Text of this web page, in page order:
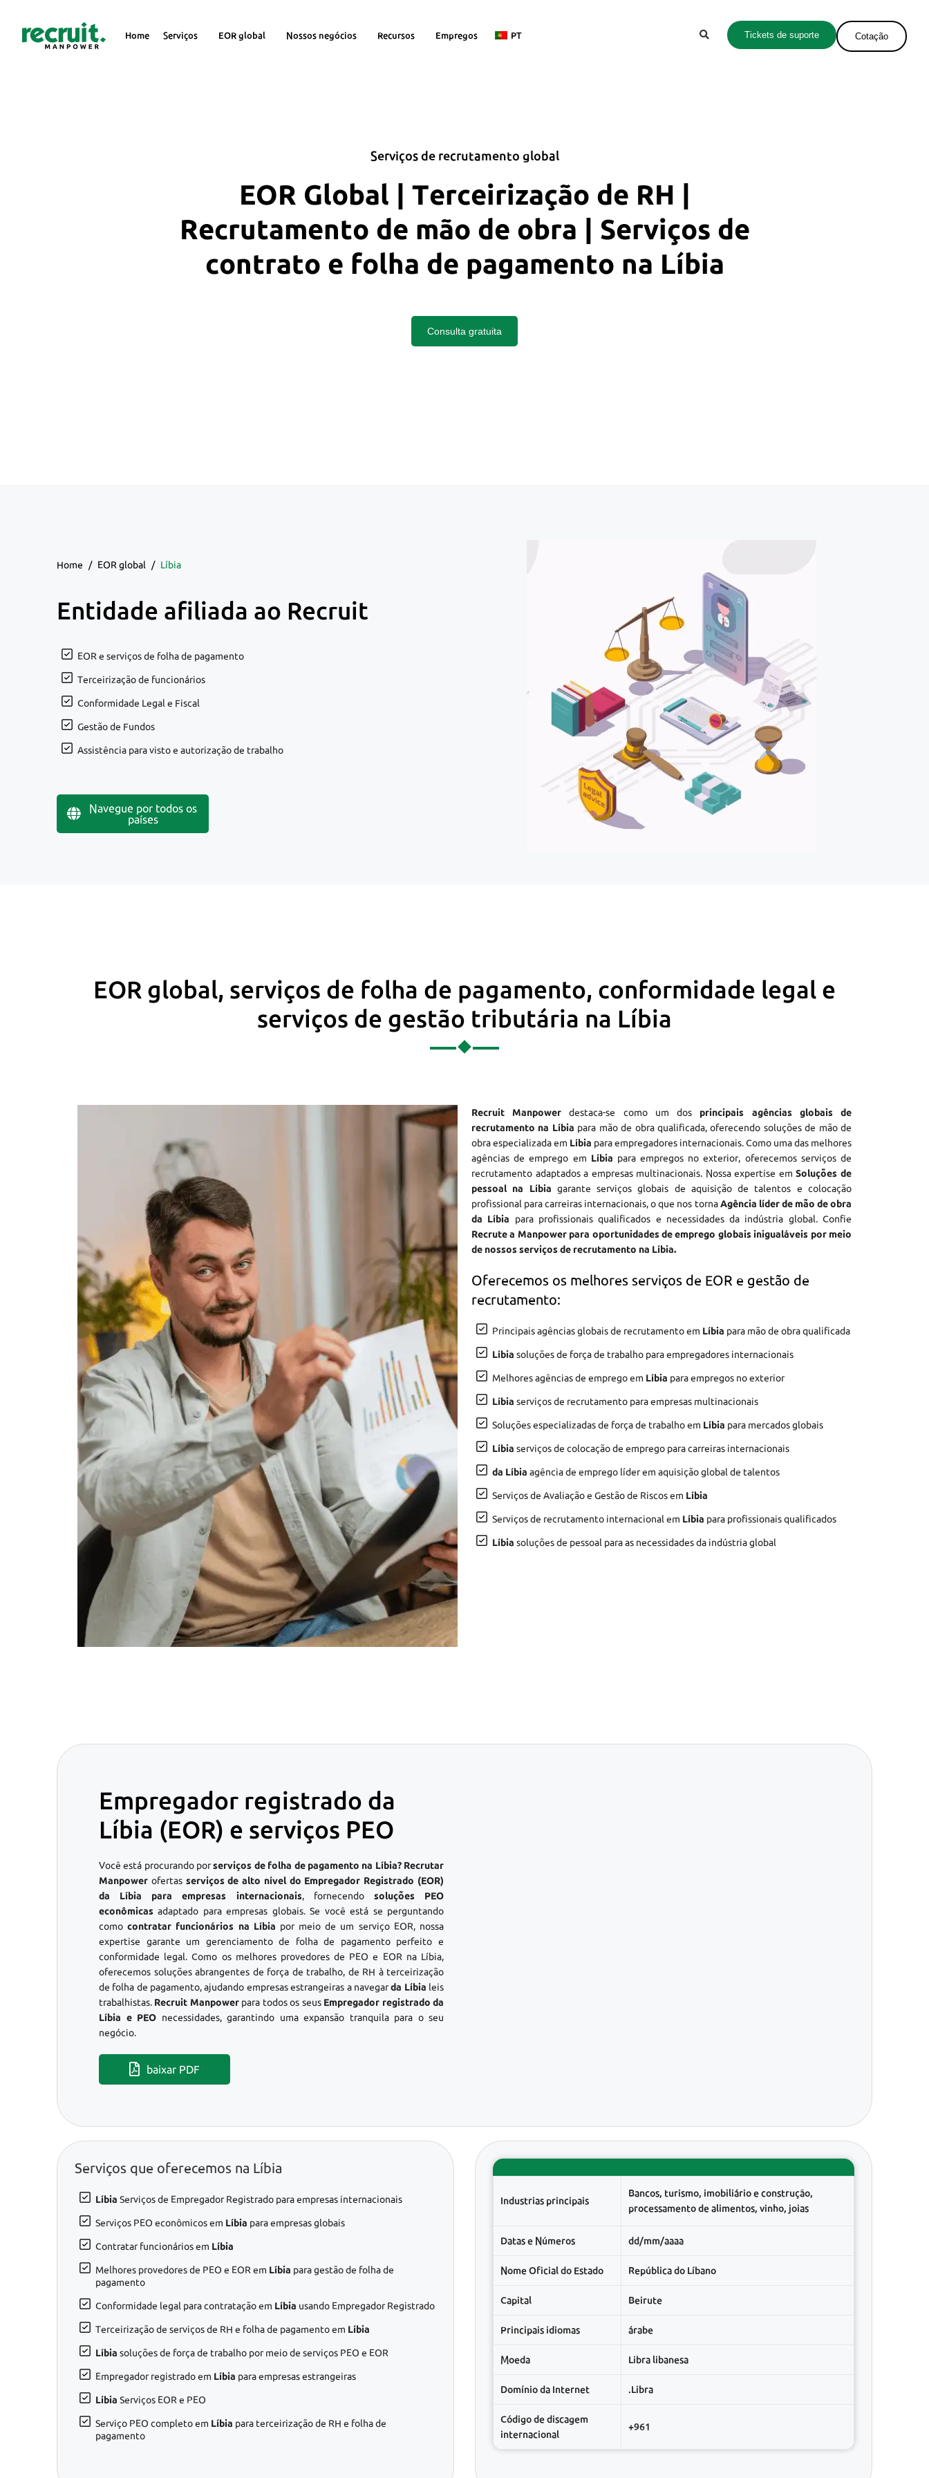
Home Serviços EOR global Nossos negócios Recursos Empregos PT Tickets de suporte Cotação
Serviços de recrutamento global
EOR Global | Terceirização de RH |
Recrutamento de mão de obra | Serviços de
contrato e folha de pagamento na Líbia
Consulta gratuita
Home / EOR global / Líbia
Entidade afiliada ao Recruit
EOR e serviços de folha de pagamento
Terceirização de funcionários
Conformidade Legal e Fiscal
Gestão de Fundos
Assistência para visto e autorização de trabalho
Navegue por todos os
países
EOR global, serviços de folha de pagamento, conformidade legal e
serviços de gestão tributária na Líbia
Recruit Manpower destaca-se como um dos principais agências globais de
recrutamento na Líbia para mão de obra qualificada, oferecendo soluções de mão de
obra especializada em Líbia para empregadores internacionais. Como uma das melhores
agências de emprego em Líbia para empregos no exterior, oferecemos serviços de
recrutamento adaptados a empresas multinacionais. Nossa expertise emSoluções de
pessoal na Líbia garante serviços globais de aquisição de talentos e colocação
profissional para carreiras internacionais, o que nos tornaAgência líder de mão de obra
da Líbia para profissionais qualificados e necessidades da indústria global. Confie
Recrute a Manpower para oportunidades de emprego globais inigualáveis por meio
de nossos serviços de recrutamento na Líbia.
Oferecemos os melhores serviços de EOR e gestão de
recrutamento:
Principais agências globais de recrutamento em Líbia para mão de obra qualificada
Líbia soluções de força de trabalho para empregadores internacionais
Melhores agências de emprego em Líbia para empregos no exterior
Líbia serviços de recrutamento para empresas multinacionais
Soluções especializadas de força de trabalho em Líbia para mercados globais
Líbia serviços de colocação de emprego para carreiras internacionais
da Líbia agência de emprego líder em aquisição global de talentos
Serviços de Avaliação e Gestão de Riscos em Líbia
Serviços de recrutamento internacional em Líbia para profissionais qualificados
Líbia soluções de pessoal para as necessidades da indústria global
Empregador registrado da
Líbia (EOR) e serviços PEO
Você está procurando porserviços de folha de pagamento na Líbia? Recrutar
Manpower ofertas serviços de alto nível do Empregador Registrado (EOR)
da Líbia para empresas internacionais, fornecendo soluções PEO
econômicas adaptado para empresas globais. Se você está se perguntando
comocontratar funcionários na Líbia por meio de um serviço EOR, nossa
expertise garante um gerenciamento de folha de pagamento perfeito e
conformidade legal. Como os melhores provedores de PEO e EOR na Líbia,
oferecemos soluções abrangentes de força de trabalho, de RH à terceirização
de folha de pagamento, ajudando empresas estrangeiras a navegarda Líbia leis
trabalhistas. Recruit Manpowerpara todos os seus Empregador registrado da
Líbia e PEO necessidades, garantindo uma expansão tranquila para o seu
negócio.
baixar PDF
Serviços que oferecemos na Líbia
Líbia Serviços de Empregador Registrado para empresas internacionais
Serviços PEO econômicos em Líbia para empresas globais
Contratar funcionários em Líbia
Melhores provedores de PEO e EOR em Líbia para gestão de folha de
pagamento
Conformidade legal para contratação em Líbia usando Empregador Registrado
Terceirização de serviços de RH e folha de pagamento em Líbia
Líbia soluções de força de trabalho por meio de serviços PEO e EOR
Empregador registrado em Líbia para empresas estrangeiras
Líbia Serviços EOR e PEO
Serviço PEO completo em Líbia para terceirização de RH e folha de
pagamento
Industrias principais
Bancos, turismo, imobiliário e construção,
processamento de alimentos, vinho, joias
Datas e Números dd/mm/aaaa
Nome Oficial do Estado República do Líbano
Capital Beirute
Principais idiomas árabe
Moeda Libra libanesa
Domínio da Internet .Libra
Código de discagem
internacional
+961